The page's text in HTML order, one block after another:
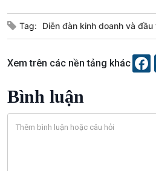
Tag: Diễn đàn kinh doanh và
Xem trên các nền tảng khác
Bình luận